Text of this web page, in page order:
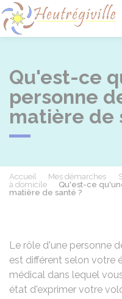
Qu'est-ce
personne
matière de
Accueil Mes démarches
à domicile
Qu'est-ce
matière de santé ?
Le rôle d'une personne
est différent selon votre
médical dans lequel
état d'exprimer votre